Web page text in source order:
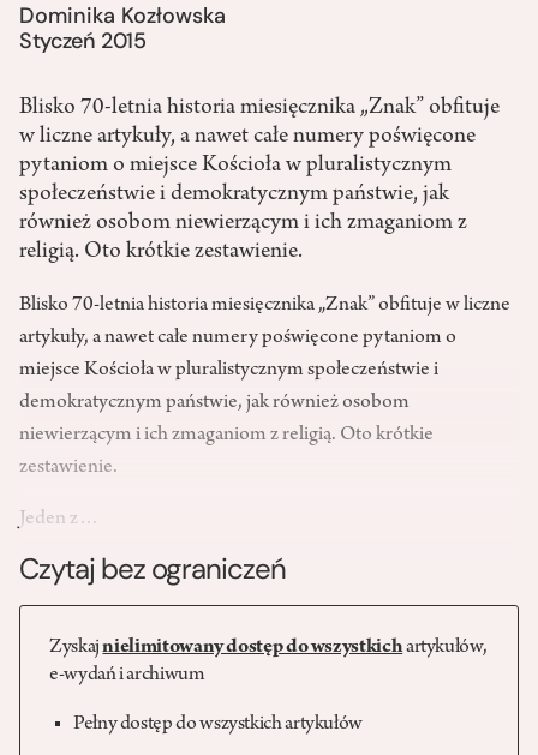
Dominika Kozłowska
Styczeń 2015
Blisko 70-letnia historia miesięcznika „Znak” obfituje
w liczne artykuły, a nawet całe numery poświęcone
pytaniom o miejsce Kościoła w pluralistycznym
społeczeństwie i demokratycznym państwie, jak
również osobom niewierzącym i ich zmaganiom z
religią. Oto krótkie zestawienie.
Blisko 70-letnia historia miesięcznika „Znak” obfituje w liczne
artykuły, a nawet całe numery poświęcone pytaniom o
miejsce Kościoła w pluralistycznym społeczeństwie i
demokratycznym państwie, jak również osobom
niewierzącym i ich zmaganiom z religią. Oto krótkie
zestawienie.
Jeden z…
Czytaj bez ograniczeń
Zyskajnielimitowany dostęp do wszystkichartykułów,
e-wydań i archiwum
Pełny dostęp do wszystkich artykułów